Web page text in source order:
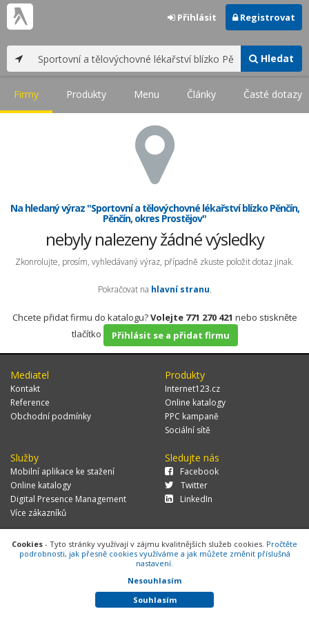
Hledat
Přihlásit Registrovat
Firmy Produkty Menu Články Časté dotazy
Na hledaný výraz "Sportovní a tělovýchovné lékařství blízko Pěnčín,
Pěnčín, okres Prostějov"
nebyly nalezeny žádné výsledky
Zkonrolujte, prosím, vyhledávaný výraz, případně zkuste položit dotaz jinak.
Pokračovat na hlavní stranu.
Chcete přidat firmu do katalogu?Volejte 771 270 421 nebo stiskněte
tlačítko
Přihlásit se a přidat firmu
Mediatel
Kontakt
Reference
Obchodní podmínky
Produkty
Internet123.cz
Online katalogy
PPC kampaně
Sociální sítě
Služby
Mobilní aplikace ke stažení
Online katalogy
Digital Presence Management
Více zákazníků
Sledujte nás
Facebook
Twitter
LinkedIn
© 2026 MEDIATEL CZ, s.r.o.,Za Potokem 46/4, 106 00 Praha 10, tel.:
+420 771 270 421, verze 1.29.0.143,
Cookies - Tyto stránky využívají v zájmu kvalitnějších služeb cookies. Pročtěte
podrobnosti, jak přesně cookies využíváme a jak můžete změnit příslušná
nastavení.
Nesouhlasím
Souhlasím